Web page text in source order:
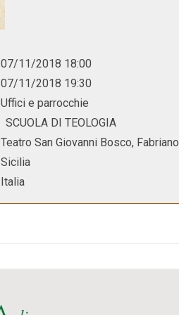
07/11/2018 18:00
07/11/2018 19:30
Uffici e parrocchie
SCUOLA DI TEOLOGIA
Teatro San Giovanni Bosco, Fabriano
Sicilia
Italia